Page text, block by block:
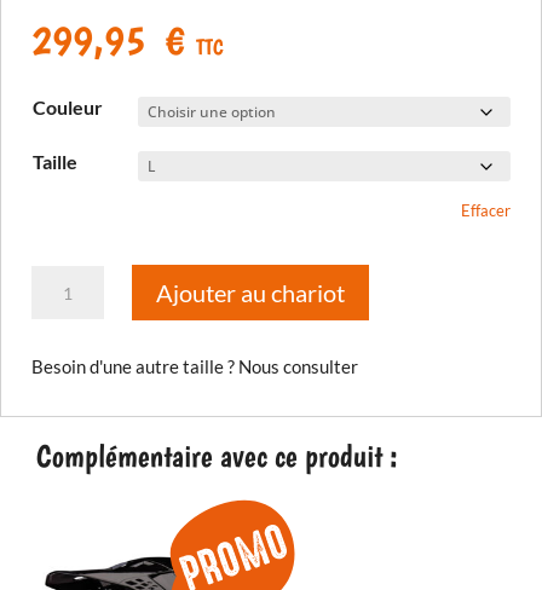
299,95 € TTC
Couleur
Taille
Effacer
Bogota'
Pro
Drystar
Regular
Ajouter au chariot
Besoin d'une autre taille ? Nous consulter
Complémentaire avec ce produit :